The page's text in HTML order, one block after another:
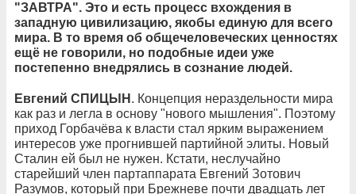
"ЗАВТРА". Это и есть процесс вхождения в
западную цивилизацию, якобы единую для всего
мира. В то время об общечеловеческих ценностях
ещё не говорили, но подобные идеи уже
постепенно внедрялись в сознание людей.
Евгений СПИЦЫН . Концепция нераздельности мира
как раз и легла в основу "нового мышления". Поэтому
приход Горбачёва к власти стал ярким выражением
интересов уже прогнившей партийной элиты. Новый
Сталин ей был не нужен. Кстати, неслучайно
старейший член партаппарата Евгений Зотович
Разумов, который при Брежневе почти двадцать лет